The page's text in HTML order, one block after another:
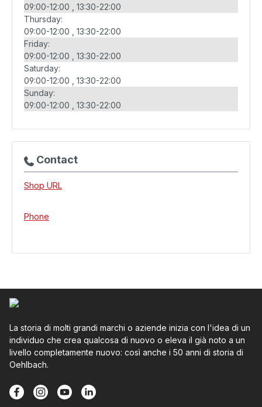
09:00-12:00
13:30-22:00
Thursday:
09:00-12:00
13:30-22:00
Friday:
09:00-12:00
13:30-22:00
Saturday:
09:00-12:00
13:30-22:00
Sunday:
09:00-12:00
13:30-22:00
Contact
Shop URL
Phone
La storia di molti grandi marchi o aziende inizia con l'idea di un
individuo che crea qualcosa di nuovo o eleva il già noto a un
livello completamente nuovo: così anche i 50 anni di storia di
Oehlbach.